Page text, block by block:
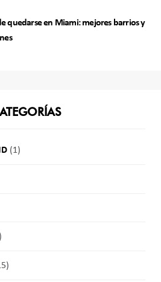
quedarse en Miami: mejores barrios y
(1)